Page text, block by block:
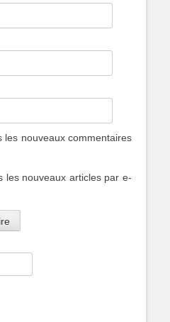
les nouveaux commentaires
les nouveaux articles par e-